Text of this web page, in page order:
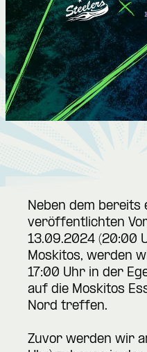
Neben dem bereits
veröffentlichten
13.09.2024 (20:00
Moskitos, werden
17:00 Uhr in der
auf die Moskitos
Nord treffen.
Zuvor werden wir